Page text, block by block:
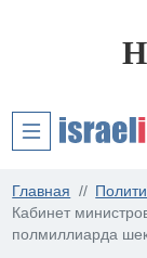
Главная
Кабинет
полмиллиарда